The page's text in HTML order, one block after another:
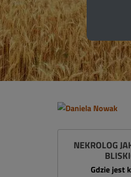
NEKROLOG
Gdzie jest